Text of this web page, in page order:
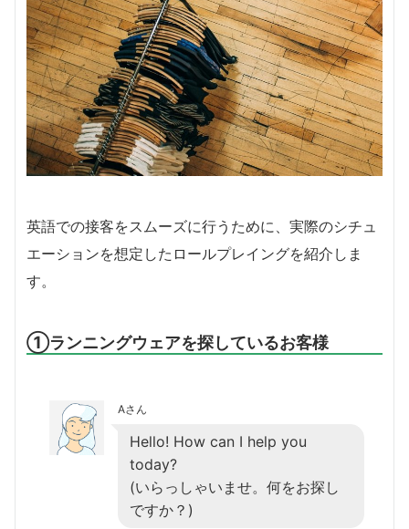
英語での接客をスムーズに行うために、実際のシチュ
エーションを想定したロールプレイングを紹介しま
す。
①ランニングウェアを探しているお客様
Aさん
Hello! How can I help you
today?
(いらっしゃいませ。何をお探し
ですか？)